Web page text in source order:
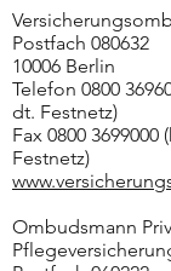
Postfach 080632
10006 Berlin
Telefon 0800
dt. Festnetz)
Fax 0800 3699000
Festnetz)
Ombudsmann